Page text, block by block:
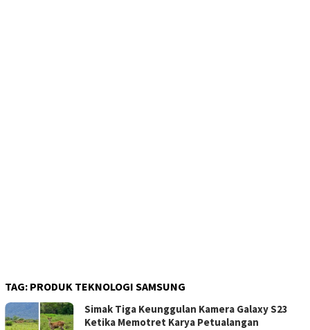
TAG: PRODUK TEKNOLOGI SAMSUNG
Simak Tiga Keunggulan Kamera Galaxy S23
Ketika Memotret Karya Petualangan